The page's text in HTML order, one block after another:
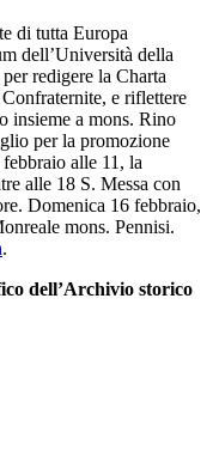
di tutta Europa
dell’Università della
redigere la Charta
e riflettere
insieme a mons. Rino
per la promozione
alle 11, la
alle 18 S. Messa con
Domenica 16 febbraio,
mons. Pennisi.
.
dell’Archivio storico